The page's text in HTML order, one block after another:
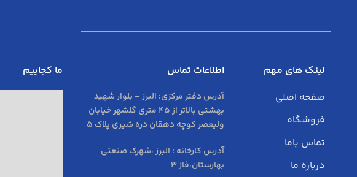
لینک های مهم
صفحه اصلی
فروشگاه
تماس باما
درباره ما
اطلاعات تماس
آدرس دفتر مرکزی: البرز – بلوار شهید
بهشتی بالاتر از 45 متری گلشهر خیابان
ولیعصر کوچه دهقان دره شیری پلاک 5
آدرس کارخانه : البرز ،شهرک صنعتی
بهارستان،فاز 3
ما کجاییم